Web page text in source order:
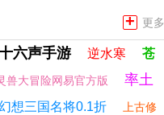
+ 更多
六声手游 逆水寒
苍
兽大冒险网易官方版
率土
想三国名将0.1折 上古修